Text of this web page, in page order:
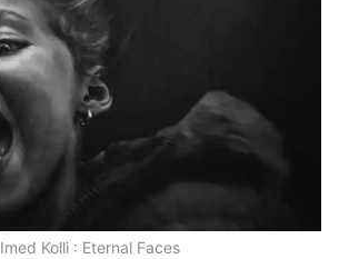
Imed Kolli : Eternal Faces